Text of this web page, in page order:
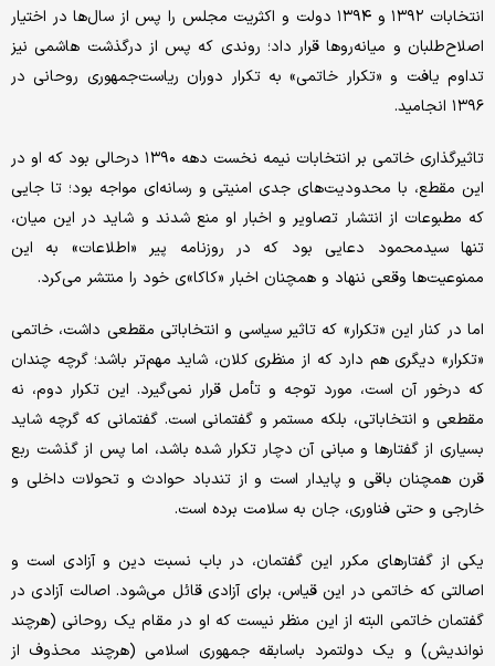
انتخابات ۱۳۹۲ و ۱۳۹۴ دولت و اکثریت مجلس را پس از سال‌ها در اختیار
اصلاح‌طلبان و میانه‌روها قرار داد؛ روندی که پس از درگذشت هاشمی نیز
تداوم یافت و «تکرار خاتمی» به تکرار دوران ریاست‌جمهوری روحانی در
۱۳۹۶ انجامید.
تاثیرگذاری خاتمی بر انتخابات نیمه نخست دهه ۱۳۹۰ درحالی بود که او در
این مقطع، با محدودیت‌های جدی امنیتی و رسانه‌ای مواجه بود؛ تا جایی
که مطبوعات از انتشار تصاویر و اخبار او منع شدند و شاید در این میان،
تنها سیدمحمود دعایی بود که در روزنامه پیر «اطلاعات» به این
ممنوعیت‌ها وقعی ننهاد و همچنان اخبار «کاکا»ی خود را منتشر می‌کرد.
اما در کنار این «تکرار» که تاثیر سیاسی و انتخاباتی مقطعی داشت، خاتمی
«تکرار» دیگری هم دارد که از منظری کلان، شاید مهم‌تر باشد؛ گرچه چندان
که درخور آن است، مورد توجه و تأمل قرار نمی‌گیرد. این تکرار دوم، نه
مقطعی و انتخاباتی، بلکه مستمر و گفتمانی است. گفتمانی که گرچه شاید
بسیاری از گفتارها و مبانی آن دچار تکرار شده باشد، اما پس از گذشت ربع
قرن همچنان باقی و پایدار است و از تندباد حوادث و تحولات داخلی و
خارجی و حتی فناوری، جان به سلامت برده است.
یکی از گفتارهای مکرر این گفتمان، در باب نسبت دین و آزادی است و
اصالتی که خاتمی در این قیاس، برای آزادی قائل می‌شود. اصالت آزادی در
گفتمان خاتمی البته از این منظر نیست که او در مقام یک روحانی (هرچند
نواندیش) و یک دولتمرد باسابقه جمهوری اسلامی (هرچند محذوف از